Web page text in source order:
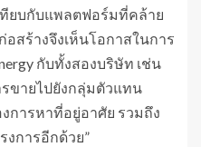
ทียบกับแพลตฟอร์มที่คล้าย
อสร้างจึงเห็นโอกาสในการ
กับทั้งสองบริษัท เช่น
ขายไปยังกลุ่มตัวแทน
การหาที่อยู่อาศัย รวมถึง
งการอีกด้วย”